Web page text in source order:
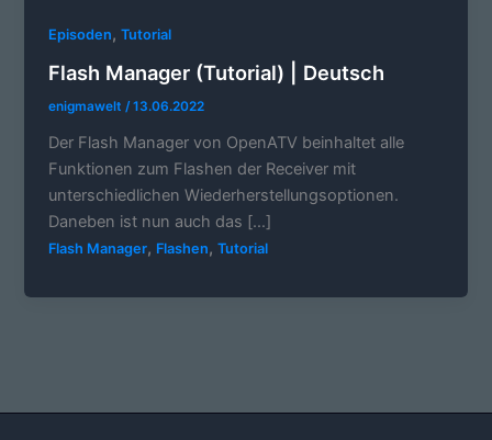
Episoden,Tutorial
Flash Manager (Tutorial) | Deutsch
enigmawelt/13.06.2022
Der Flash Manager von OpenATV beinhaltet alle
Funktionen zum Flashen der Receiver mit
unterschiedlichen Wiederherstellungsoptionen.
Daneben ist nun auch das […]
Flash Manager, Flashen,Tutorial